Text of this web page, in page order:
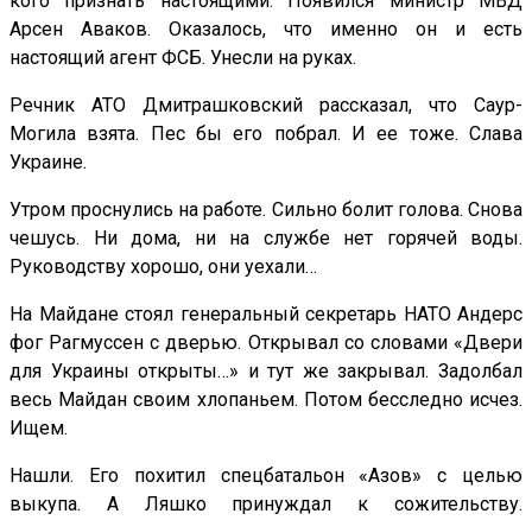
Арсен Аваков. Оказалось, что именно он и есть
настоящий агент ФСБ. Унесли на руках.
Речник АТО Дмитрашковский рассказал, что Саур-
Могила взята. Пес бы его побрал. И ее тоже. Слава
Украине.
Утром проснулись на работе. Сильно болит голова. Снова
чешусь. Ни дома, ни на службе нет горячей воды.
Руководству хорошо, они уехали…
На Майдане стоял генеральный секретарь НАТО Андерс
фог Рагмуссен с дверью. Открывал со словами «Двери
для Украины открыты…» и тут же закрывал. Задолбал
весь Майдан своим хлопаньем. Потом бесследно исчез.
Ищем.
Нашли. Его похитил спецбатальон «Азов» с целью
выкупа. А Ляшко принуждал к сожительству.